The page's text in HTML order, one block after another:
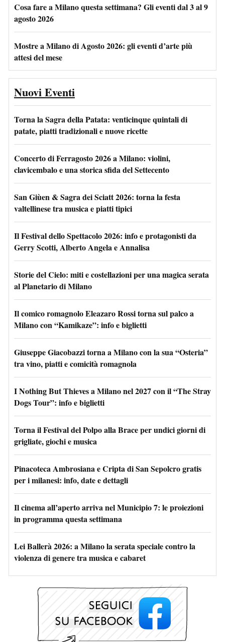
Cosa fare a Milano questa settimana? Gli eventi dal 3 al 9
agosto 2026
Mostre a Milano di Agosto 2026: gli eventi d’arte più
attesi del mese
Nuovi Eventi
Torna la Sagra della Patata: venticinque quintali di
patate, piatti tradizionali e nuove ricette
Concerto di Ferragosto 2026 a Milano: violini,
clavicembalo e una storica sfida del Settecento
San Giùen & Sagra dei Sciatt 2026: torna la festa
valtellinese tra musica e piatti tipici
Il Festival dello Spettacolo 2026: info e protagonisti da
Gerry Scotti, Alberto Angela e Annalisa
Storie del Cielo: miti e costellazioni per una magica serata
al Planetario di Milano
Il comico romagnolo Eleazaro Rossi torna sul palco a
Milano con “Kamikaze”: info e biglietti
Giuseppe Giacobazzi torna a Milano con la sua “Osteria”
tra vino, piatti e comicità romagnola
I Nothing But Thieves a Milano nel 2027 con il “The Stray
Dogs Tour”: info e biglietti
Torna il Festival del Polpo alla Brace per undici giorni di
grigliate, giochi e musica
Pinacoteca Ambrosiana e Cripta di San Sepolcro gratis
per i milanesi: info, date e dettagli
Il cinema all’aperto arriva nel Municipio 7: le proiezioni
in programma questa settimana
Lei Ballerà 2026: a Milano la serata speciale contro la
violenza di genere tra musica e cabaret